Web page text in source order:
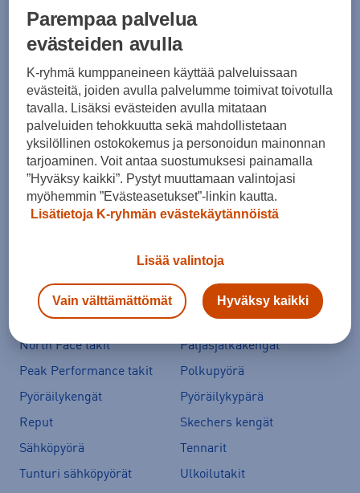
Suositut sisällöt
Ale vaatteet
ASICS Gel-Nimbus
Converse kengät
Crocs
Hoka Clifton 11
Helly Hansen -takit
Hybridipyörät
Jalkapallokengät
Juoksukengät
Juoksuliivit
Juoksuvyöt
Jääkiekkomailat
Lasten pyörä
Maastopyörä
Merinovillakerrastot
New Balance 530
New Balance kengät
North Face takit
Paljasjalkakengät
Peak Performance takit
Polkupyörä
Pyöräilykengät
Pyöräilykypärä
Reput
Skechers kengät
Sähköpyörä
Tennarit
Tunturi sähköpyörät
Ulkoilutakit
Parempaa palvelua
evästeiden avulla
K-ryhmä kumppaneineen käyttää palveluissaan
evästeitä, joiden avulla palvelumme toimivat toivotulla
tavalla. Lisäksi evästeiden avulla mitataan
palveluiden tehokkuutta sekä mahdollistetaan
yksilöllinen ostokokemus ja personoidun mainonnan
tarjoaminen. Voit antaa suostumuksesi painamalla
”Hyväksy kaikki”. Pystyt muuttamaan valintojasi
myöhemmin ”Evästeasetukset”-linkin kautta.
Lisätietoja K-ryhmän evästekäytännöistä
Lisää valintoja
Vain välttämättömät Hyväksy kaikki